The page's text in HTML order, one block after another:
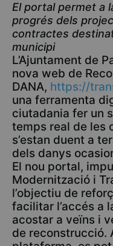
El portal permet a
progrés dels
contractes
municipi
L’Ajuntament de
nova web de
DANA, https://
una ferramenta
ciutadania fer un
temps real de les
s’estan duent a
dels danys
El nou portal,
Modernització i
l’objectiu de
facilitar l’accés a
acostar a veïns i
de reconstrucció.